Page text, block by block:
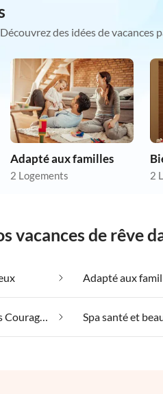
des idées de vacances
Adapté aux familles
2 Logements 2
vacances de rêve
Adapté aux
Hébergement de luxe dans Courageux Spa santé et